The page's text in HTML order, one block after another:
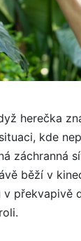
herečka
kde
záchranná
běží v
v překvapivě